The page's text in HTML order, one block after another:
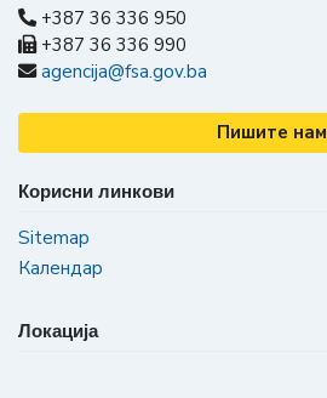
+387 36 336 950
+387 36 336 990
agencija@fsa.gov.ba
Пишите нам
Корисни линкови
Sitemap
Календар
Локација